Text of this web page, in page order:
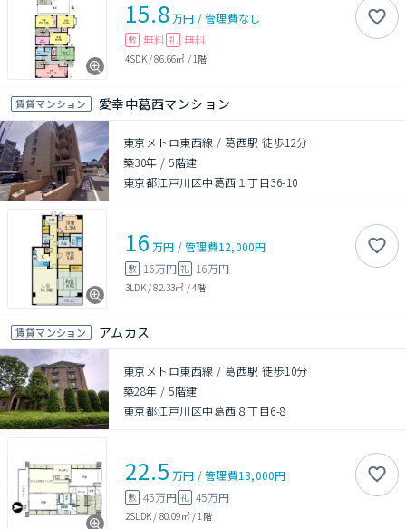
15.8万円 /管理費なし
敷 無料 礼 無料
4SDK/86.66㎡ / 1階
賃貸マンション 愛幸中葛西マンション
東京メトロ東西線 / 葛西駅 徒歩12分
築30年 /5階建
東京都江戸川区中葛西１丁目36-10
16 万円 /管理費12,000円
敷 16万円 礼 16万円
3LDK/82.33㎡ /4階
賃貸マンション アムカス
東京メトロ東西線 / 葛西駅 徒歩10分
築28年 /5階建
東京都江戸川区中葛西８丁目6-8
22.5 万円 /管理費13,000円
敷 45万円 礼 45万円
2SLDK / 80.09㎡/ 1階